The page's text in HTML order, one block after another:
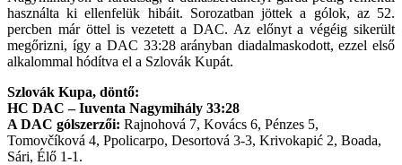
használta ki ellenfelük hibáit. Sorozatban jöttek a gólok, az 52.
percben már öttel is vezetett a DAC. Az előnyt a végéig sikerült
megőrizni, így a DAC 33:28 arányban diadalmaskodott, ezzel első
alkalommal hódítva el a Szlovák Kupát.
Szlovák Kupa, döntő:
HC DAC – Iuventa Nagymihály 33:28
A DAC gólszerzői: Rajnohová 7, Kovács 6, Pénzes 5,
Tomovčíková 4, Ppolicarpo, Desortová 3-3, Krivokapić 2, Boada,
Sári, Élő 1-1.